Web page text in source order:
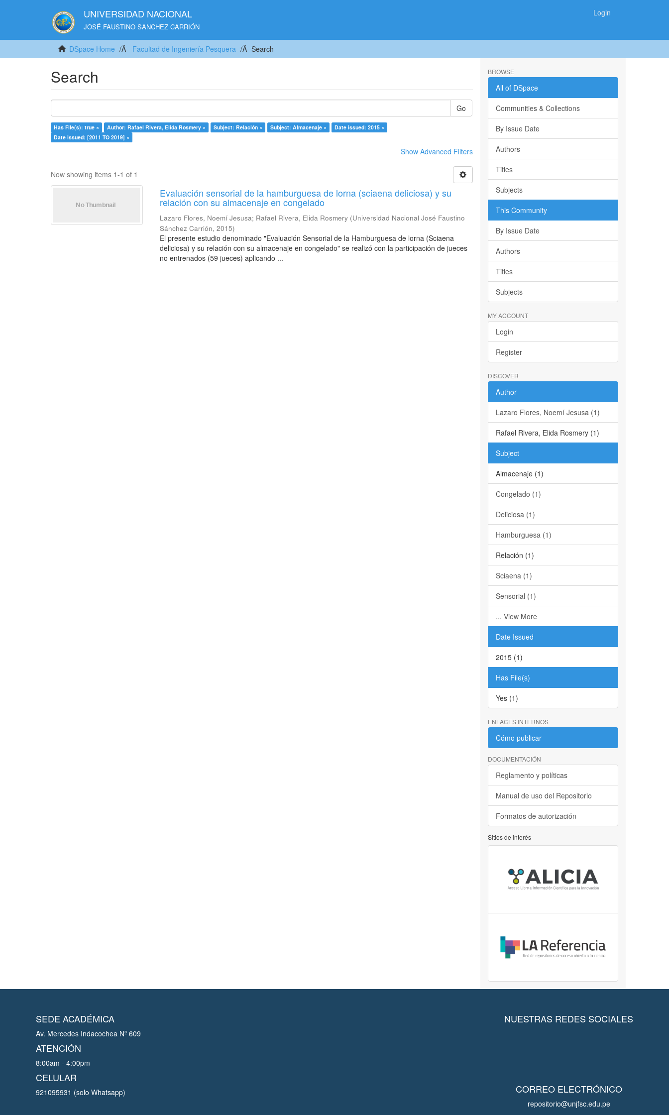
UNIVERSIDAD NACIONAL
JOSÉ FAUSTINO SANCHEZ CARRIÓN
Login
DSpace Home Facultad de Ingeniería Pesquera Search
Search
Go
Has File(s): true × Author: Rafael Rivera, Elida Rosmery × Subject: Relación × Subject: Almacenaje ×
Date issued: 2015 ×
Date issued: [2011 TO 2019] ×
Show Advanced Filters
Now showing items 1-1 of 1
Evaluación sensorial de la hamburguesa de lorna (sciaena deliciosa) y su
relación con su almacenaje en congelado
Lazaro Flores, Noemí Jesusa; Rafael Rivera, Elida Rosmery (Universidad Nacional José Faustino
Sánchez Carrión,2015)
El presente estudio denominado "Evaluación Sensorial de la Hamburguesa de lorna (Sciaena
deliciosa) y su relación con su almacenaje en congelado" se realizó con la participación de jueces
no entrenados (59 jueces) aplicando ...
BROWSE
All of DSpace
Communities & Collections
By Issue Date
Authors
Titles
Subjects
This Community
By Issue Date
Authors
Titles
Subjects
MY ACCOUNT
Login
Register
DISCOVER
Author
Lazaro Flores, Noemí Jesusa (1)
Rafael Rivera, Elida Rosmery (1)
Subject
Almacenaje (1)
Congelado (1)
Deliciosa (1)
Hamburguesa (1)
Relación (1)
Sciaena (1)
Sensorial (1)
... View More
Date Issued
2015 (1)
Has File(s)
Yes (1)
ENLACES INTERNOS
Cómo publicar
DOCUMENTACIÓN
Reglamento y políticas
Manual de uso del Repositorio
Formatos de autorización
Sitios de interés
SEDE ACADÉMICA
Av. Mercedes Indacochea Nº 609
ATENCIÓN
8:00am - 4:00pm
CELULAR
921095931 (solo Whatsapp)
NUESTRAS REDES SOCIALES
CORREO ELECTRÓNICO
repositorio@unjfsc.edu.pe